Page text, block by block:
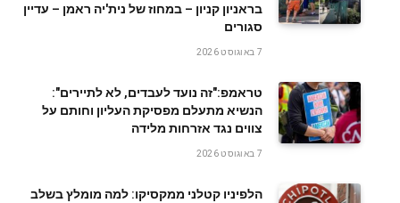
בראניון קניון – במחוז של נית'יה ראמן – עדיין
סגורים
7 באוגוסט 2026
טראמפ:"זה נועד לעבדים, לא לתיירים":
הנשיא מתעלם מפסיקת העליון וחותם על
צווים נגד אזרחות מלידה
7 באוגוסט 2026
הלפיניו קטלני ממקסיקו: למה מומלץ בשלב